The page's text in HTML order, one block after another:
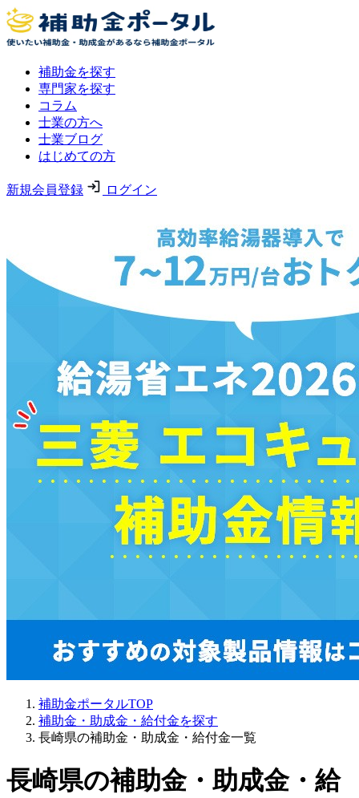
補助金を探す
専門家を探す
コラム
士業の方へ
士業ブログ
はじめての方
新規会員登録 ログイン
補助金ポータルTOP
補助金・助成金・給付金を探す
長崎県の補助金・助成金・給付金一覧
長崎県の補助金・助成金・給